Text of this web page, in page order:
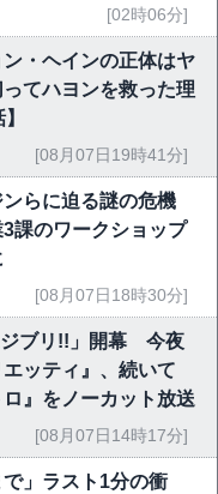
[02時06分]
ン・ヘインの正体はヤ
てハヨンを救った理
[08月07日19時41分]
ンらに迫る謎の危機
3課のワークショップ
[08月07日18時30分]
ジブリ!!」開幕 今夜
エッティ』、続いて
ロ』をノーカット放送
[08月07日14時17分]
で」ラスト1分の衝